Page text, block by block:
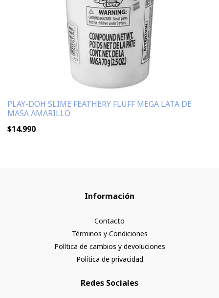
PLAY-DOH SLIME FEATHERY FLUFF MEGA LATA DE
MASA AMARILLO
$14.990
Información
Contacto
Términos y Condiciones
Política de cambios y devoluciones
Política de privacidad
Redes Sociales